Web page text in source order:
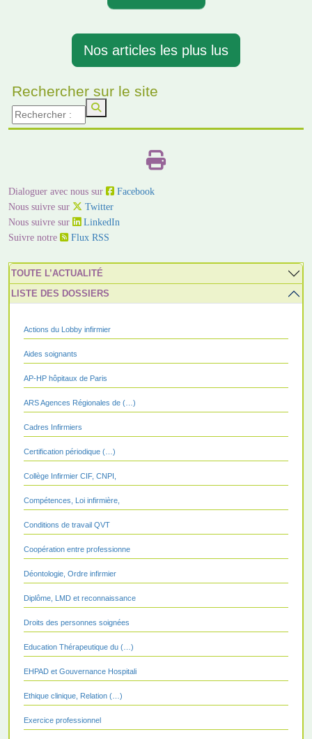
Nos articles les plus lus
Rechercher sur le site
Dialoguer avec nous sur
Facebook
Nous suivre sur
Twitter
Nous suivre sur
LinkedIn
Suivre notre
Flux RSS
TOUTE L’ACTUALITÉ
LISTE DES DOSSIERS
Actions du Lobby infirmier
Aides soignants
AP-HP hôpitaux de Paris
ARS Agences Régionales de (…)
Cadres Infirmiers
Certification périodique (…)
Collège Infirmier CIF, CNPI,
Compétences, Loi infirmière,
Conditions de travail QVT
Coopération entre professionne
Déontologie, Ordre infirmier
Diplôme, LMD et reconnaissance
Droits des personnes soignées
Education Thérapeutique du (…)
EHPAD et Gouvernance Hospitali
Ethique clinique, Relation (…)
Exercice professionnel